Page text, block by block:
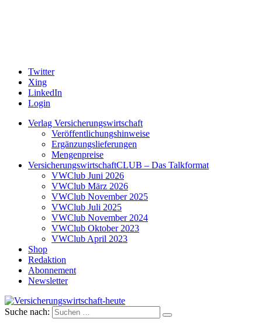
Twitter
Xing
LinkedIn
Login
Verlag Versicherungswirtschaft
Veröffentlichungshinweise
Ergänzungslieferungen
Mengenpreise
VersicherungswirtschaftCLUB – Das Talkformat
VWClub Juni 2026
VWClub März 2026
VWClub November 2025
VWClub Juli 2025
VWClub November 2024
VWClub Oktober 2023
VWClub April 2023
Shop
Redaktion
Abonnement
Newsletter
Versicherungswirtschaft-heute
Suche nach: